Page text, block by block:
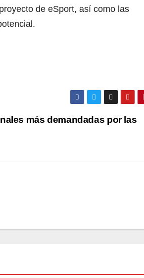
de eSport, así como las
más demandadas por las